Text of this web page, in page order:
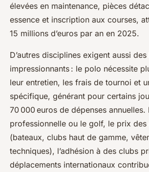
élevées en maintenance, pièces
essence et inscription aux courses,
15 millions d’euros par an en 2025.
D’autres disciplines exigent aussi
impressionnants : le polo nécessite
leur entretien, les frais de tournoi et
spécifique, générant pour certains
70 000 euros de dépenses
professionnelle ou le golf, le prix des
(bateaux, clubs haut de gamme,
techniques), l’adhésion à des clubs
déplacements internationaux